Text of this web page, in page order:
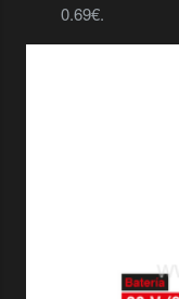
0.69€.